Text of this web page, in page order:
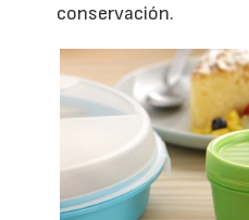
conservación.